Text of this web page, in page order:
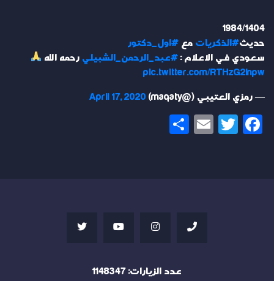
1984/1404
حديث#الذكريات مع #اول_دكتور
سعودي في الاعلام : #عبد_الرحمن_الشبيلي رحمه الله
pic.twitter.com/RTHzG2Inpw
— رمزي العتيبي (@maqaty) April 17, 2020
Facebook
Twitter
Email
عدد الزيارات: 1148347